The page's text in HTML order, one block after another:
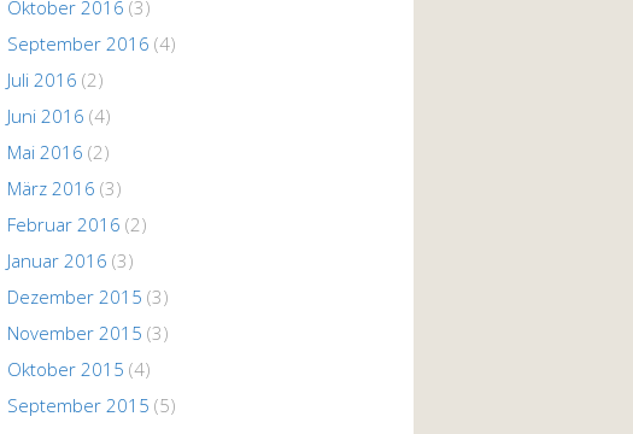
Oktober 2016 (3)
September 2016 (4)
Juli 2016 (2)
Juni 2016 (4)
Mai 2016 (2)
März 2016 (3)
Februar 2016 (2)
Januar 2016 (3)
Dezember 2015 (3)
November 2015 (3)
Oktober 2015 (4)
September 2015 (5)